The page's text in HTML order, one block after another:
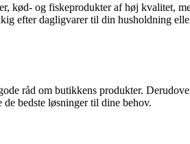
kød- og fiskeprodukter af høj kvalitet,
efter dagligvarer til din husholdning
råd om butikkens produkter.
bedste løsninger til dine behov.